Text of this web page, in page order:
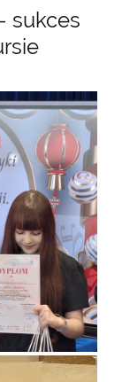
sukces